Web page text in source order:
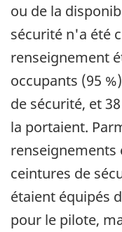
ou de la
sécurité n'a été
renseignement
occupants (95
de sécurité, et
la portaient.
renseignements
ceintures de
étaient équipés
pour le pilote,